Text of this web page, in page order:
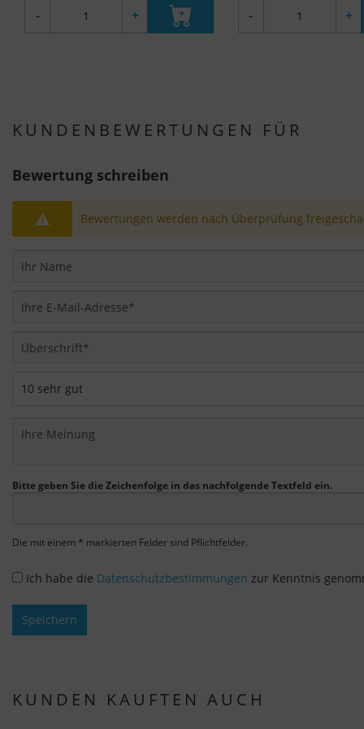
- + - +
KUNDENBEWERTUNGEN FÜR
Bewertung schreiben
Bewertungen werden nach Überprüfung
Bitte geben Sie die Zeichenfolge in das nachfolgende Textfeld ein.
Die mit einem * markierten Felder sind Pflichtfelder.
Ich habe die Datenschutzbestimmungen zur Kenntnis
Speichern
KUNDEN KAUFTEN AUCH